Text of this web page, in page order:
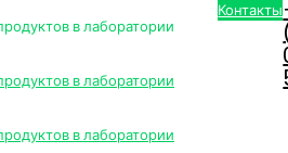
Контакты